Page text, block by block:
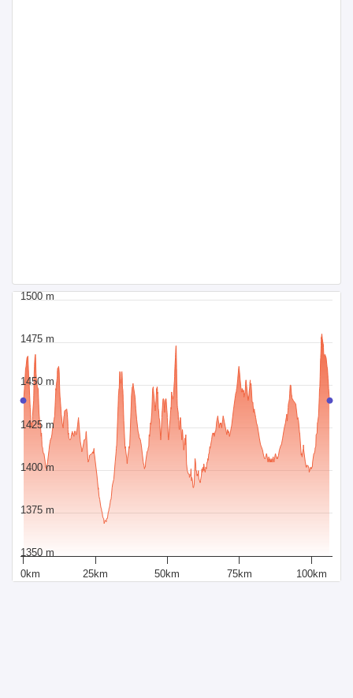
0km 25km 50km 75km 100km
1350 m
1375 m
1400 m
1425 m
1450 m
1475 m
1500 m